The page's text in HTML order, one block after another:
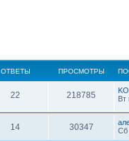
ОТВЕТЫ ПРОСМОТРЫ
22 218785
Вт
14 30347
Сб